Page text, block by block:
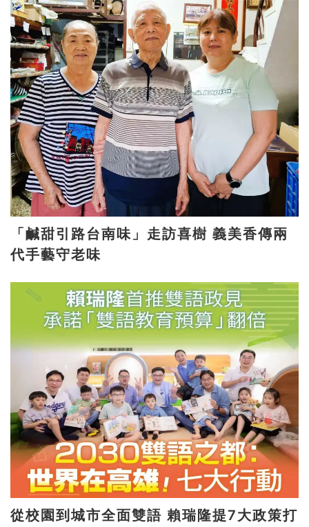
「鹹甜引路台南味」走訪喜樹 義美香傳兩
代手藝守老味
從校園到城市全面雙語 賴瑞隆提7大政策打